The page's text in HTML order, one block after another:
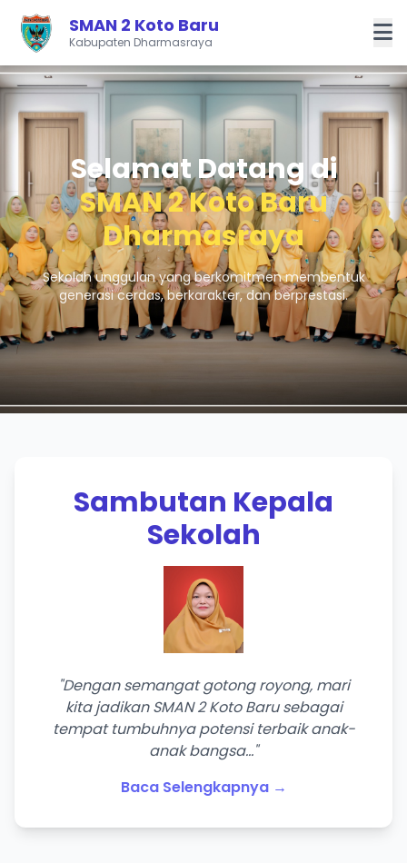
SMAN 2 Koto Baru
Kabupaten Dharmasraya
Selamat Datang di
SMAN 2 Koto Baru
Dharmasraya
Sekolah unggulan yang berkomitmen membentuk
generasi cerdas, berkarakter, dan berprestasi.
Sambutan Kepala
Sekolah
"Dengan semangat gotong royong, mari
kita jadikan SMAN 2 Koto Baru sebagai
tempat tumbuhnya potensi terbaik anak-
anak bangsa..."
Baca Selengkapnya →